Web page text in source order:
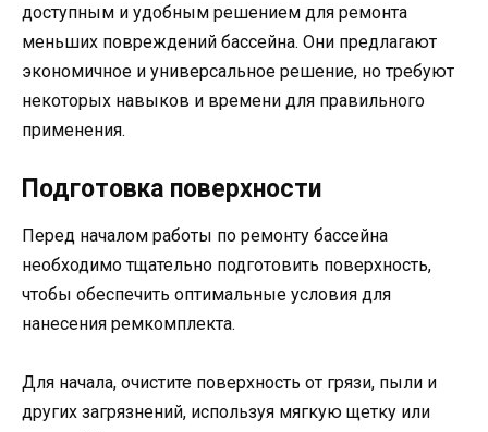
доступным и удобным решением для ремонта
меньших повреждений бассейна. Они предлагают
экономичное и универсальное решение, но требуют
некоторых навыков и времени для правильного
применения.
Подготовка поверхности
Перед началом работы по ремонту бассейна
необходимо тщательно подготовить поверхность,
чтобы обеспечить оптимальные условия для
нанесения ремкомплекта.
Для начала, очистите поверхность от грязи, пыли и
других загрязнений, используя мягкую щетку или